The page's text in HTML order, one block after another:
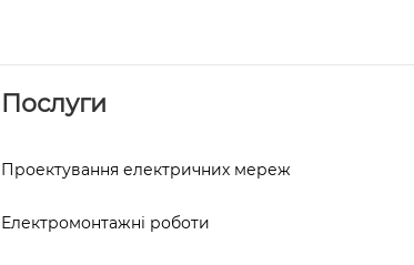
Послуги
Проектування електричних мереж
Електромонтажні роботи